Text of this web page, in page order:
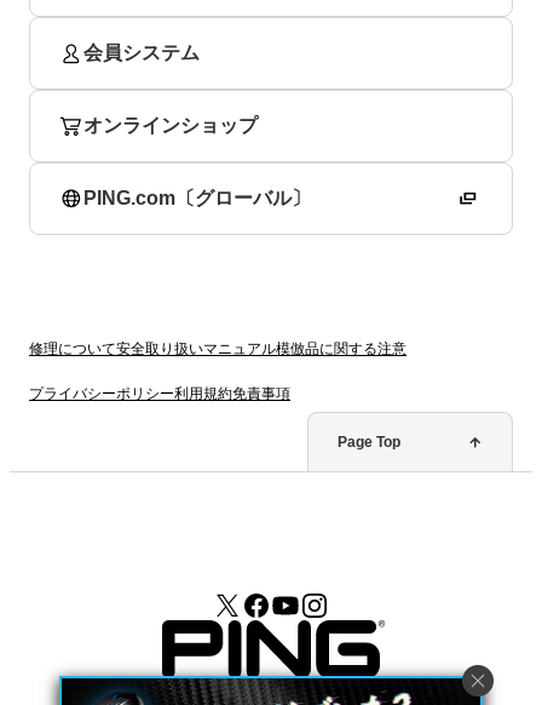
会員システム
オンラインショップ
PING.com〔グローバル〕
修理について安全取り扱いマニュアル模倣品に関する注意
プライバシーポリシー利用規約免責事項
Page Top
©2026 PING. All Rights Reserved.